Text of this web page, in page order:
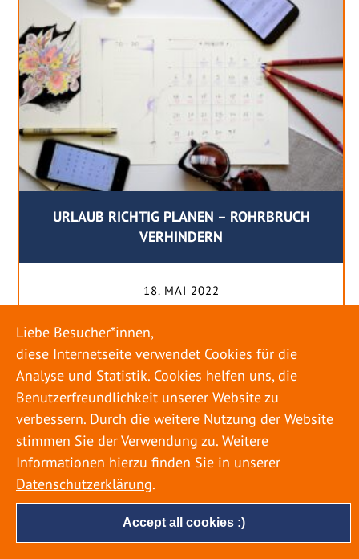
URLAUB RICHTIG PLANEN – ROHRBRUCH
VERHINDERN
18. MAI 2022
genießen ihren Urlaub. Dabei zieht es die Einen
weiter weg, die Anderen bleiben dann doch
lieber in der Heimat. Wenn Sie für eine längere
Zeit wegfahren möchten, gibt es einige Dinge zu
beachten, damit nicht anschließend eine böse
Überraschung auf Sie wartet. Um einen
möglichst entspannten Urlaub zu […]
Accept all cookies :)
Liebe Besucher*innen,
diese Internetseite verwendet Cookies für die
Analyse und Statistik. Cookies helfen uns, die
Benutzerfreundlichkeit unserer Website zu
verbessern. Durch die weitere Nutzung der Website
stimmen Sie der Verwendung zu. Weitere
Informationen hierzu finden Sie in unserer
Datenschutzerklärung.